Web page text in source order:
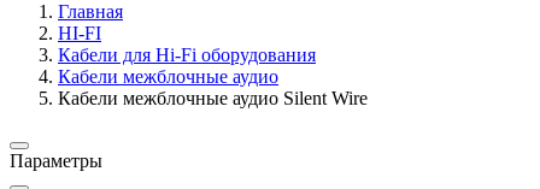
Главная
HI-FI
Кабели для Hi-Fi оборудования
Кабели межблочные аудио
Кабели межблочные аудио Silent Wire
Параметры